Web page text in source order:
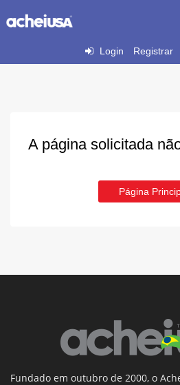
Login Registrar
A página solicitada
Página
Fundado em outubro de 2000, o